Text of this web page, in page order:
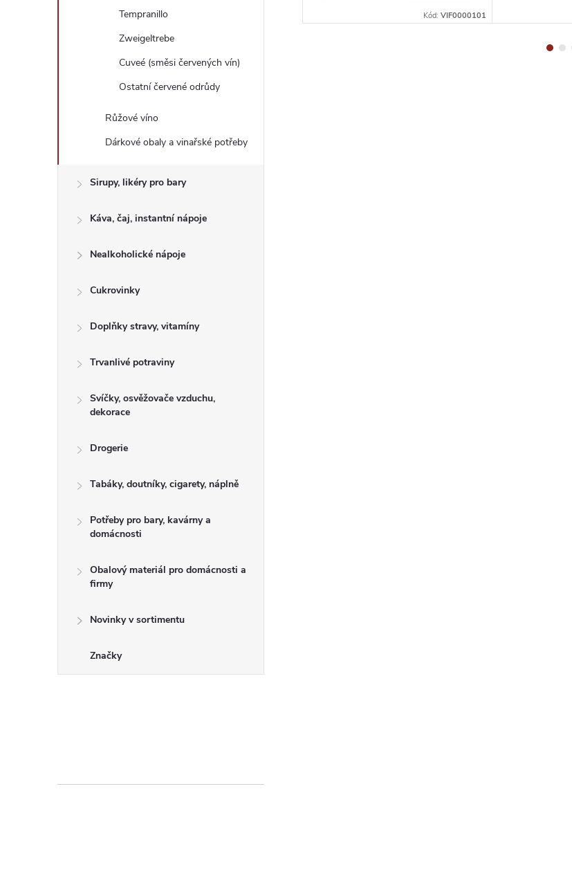
Tempranillo
Zweigeltrebe
Cuveé (směsi červených vín)
Ostatní červené odrůdy
Růžové víno
Dárkové obaly a vinařské potřeby
Sirupy, likéry pro bary
Káva, čaj, instantní nápoje
Nealkoholické nápoje
Cukrovinky
Doplňky stravy, vitamíny
Trvanlivé potraviny
Svíčky, osvěžovače vzduchu,
dekorace
Drogerie
Tabáky, doutníky, cigarety, náplně
Potřeby pro bary, kavárny a
domácnosti
Obalový materiál pro domácnosti a
firmy
Novinky v sortimentu
Značky
Kód: VIF0000101